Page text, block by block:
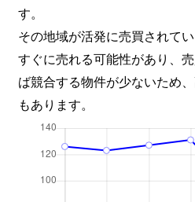
す。
その地域が活発に売買されて
すぐに売れる可能性があり、
ば競合する物件が少ないため
もあります。